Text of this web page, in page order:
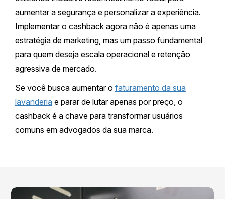
aumentar a segurança e personalizar a experiência.
Implementar o cashback agora não é apenas uma
estratégia de marketing, mas um passo fundamental
para quem deseja escala operacional e retenção
agressiva de mercado.
Se você busca aumentar o faturamento da sua
lavanderia e parar de lutar apenas por preço, o
cashback é a chave para transformar usuários
comuns em advogados da sua marca.